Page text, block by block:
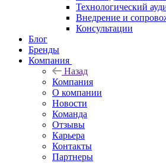
Технологический
Внедрение и
Консультации
Блог
Бренды
Компания
Назад
Компания
О компании
Новости
Команда
Отзывы
Карьера
Контакты
Партнеры